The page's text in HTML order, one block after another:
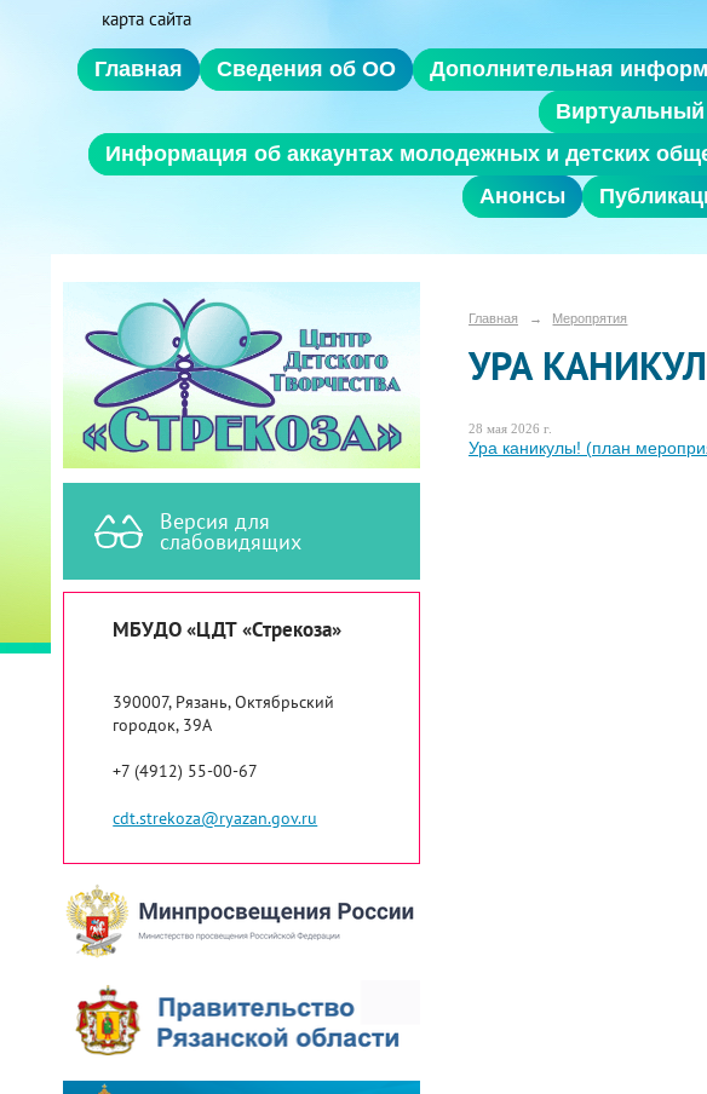
карта сайта
Главная Сведения об ОО Дополнительная
Виртуальный
Информация об аккаунтах молодежных и детских
Анонсы
Версия для
слабовидящих
МБУДО «ЦДТ «Стрекоза»
390007, Рязань, Октябрьский
городок, 39А
+7 (4912) 55-00-67
cdt.strekoza@ryazan.gov.ru
Главная → Меропрятия
УРА
28 мая 2026 г.
Ура каникулы! (план